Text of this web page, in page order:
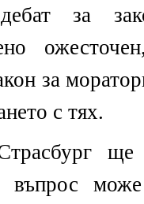
за
за
с тях.
въпрос